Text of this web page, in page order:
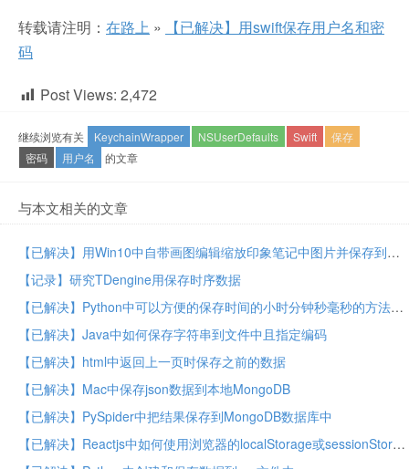
转载请注明： 在路上 »
【已解决】用swift保存用户名和密
码
Post Views: 2,472
继续浏览有关 KeychainWrapper NSUserDefaults Swift
保存
密码
用户名 的文章
与本文相关的文章
【已解决】用Win10中自带画图编辑缩放印象笔记中图片并保存到印象笔记
【记录】研究TDengine用保存时序数据
【已解决】Python中可以方便的保存时间的小时分钟秒毫秒的方法
【已解决】Java中如何保存字符串到文件中且指定编码
【已解决】html中返回上一页时保存之前的数据
【已解决】Mac中保存json数据到本地MongoDB
【已解决】PySpider中把结果保存到MongoDB数据库中
【已解决】Reactjs中如何使用浏览器的localStorage或sessionStorage保存json即dict字典对象的值